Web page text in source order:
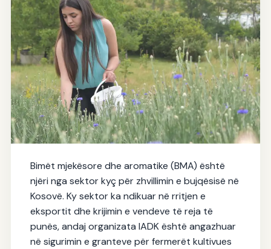
Sektori i bimëve mjekësore dhe
aromatike (BMA) krijon vende pune
për të rinjtë
19.03.2025
Bimët mjekësore dhe aromatike (BMA) është
njëri nga sektor kyç për zhvillimin e bujqësisë në
Kosovë. Ky sektor ka ndikuar në rritjen e
eksportit dhe krijimin e vendeve të reja të
punës, andaj organizata IADK është angazhuar
në sigurimin e granteve për fermerët kultivues